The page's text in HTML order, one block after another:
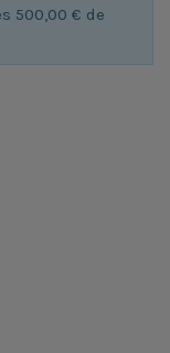
500,00 € de